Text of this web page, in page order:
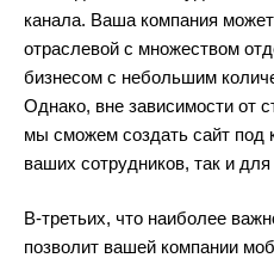
канала. Ваша компания
отраслевой с множеством
бизнесом с небольшим
Однако, вне зависимости от
мы сможем создать сайт под
ваших сотрудников, так и
В-третьих, что наиболее
позволит вашей компании